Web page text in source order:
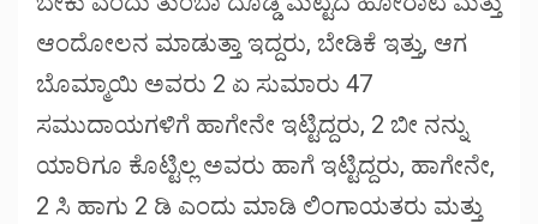
ಆಂದೋಲನ ಮಾಡುತ್ತಾ ಇದ್ದರು, ಬೇಡಿಕೆ ಇತ್ತು, ಆಗ
ಬೊಮ್ಮಾಯಿ ಅವರು 2 ಏ ಸುಮಾರು 47
ಸಮುದಾಯಗಳಿಗೆ ಹಾಗೇನೇ ಇಟ್ಟಿದ್ದರು, 2 ಬೀ ನನ್ನು
ಯಾರಿಗೂ ಕೊಟ್ಟಿಲ್ಲ ಅವರು ಹಾಗೆ ಇಟ್ಟಿದ್ದರು, ಹಾಗೇನೇ,
2 ಸಿ ಹಾಗು 2 ಡಿ ಎಂದು ಮಾಡಿ ಲಿಂಗಾಯತರು ಮತ್ತು